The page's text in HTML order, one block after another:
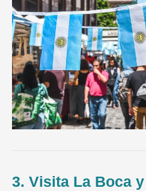
3. Visita La Boca